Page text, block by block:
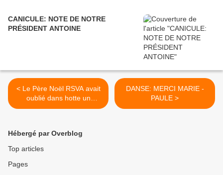
CANICULE: NOTE DE NOTRE
PRÉSIDENT ANTOINE
< Le Père Noël RSVA avait
oublié dans hotte un
troisième cadeau des
DANSE: MERCI MARIE -
PAULE >
Hébergé par Overblog
Top articles
Pages